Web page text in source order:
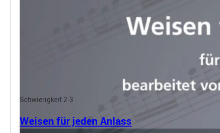
Schwierigkeit 2-3
Weisen für jeden Anlass